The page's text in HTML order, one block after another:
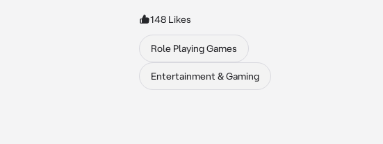
148 Likes
Role Playing Games
Entertainment & Gaming